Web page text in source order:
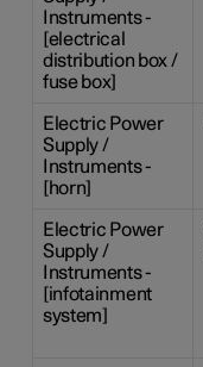
Instruments -
[electrical
distribution box /
fuse box]
Electric Power
Supply /
Instruments -
[horn]
Electric Power
Supply /
Instruments -
[infotainment
system]